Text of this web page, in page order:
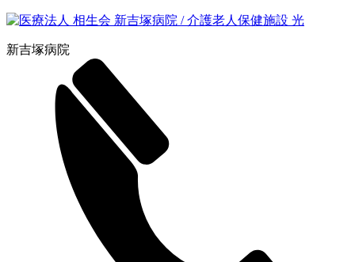
新吉塚病院